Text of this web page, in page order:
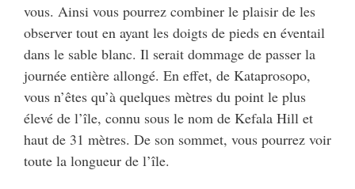
vous. Ainsi vous pourrez combiner le plaisir de les
observer tout en ayant les doigts de pieds en éventail
dans le sable blanc. Il serait dommage de passer la
journée entière allongé. En effet, de Kataprosopo,
vous n’êtes qu’à quelques mètres du point le plus
élevé de l’île, connu sous le nom de Kefala Hill et
haut de 31 mètres. De son sommet, vous pourrez voir
toute la longueur de l’île.